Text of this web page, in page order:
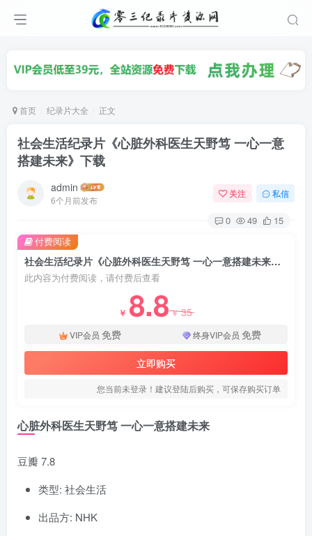
首页 纪录片大全 正文
社会生活纪录片《心脏外科医生天野笃 一心一意
搭建未来》下载
admin
6个月前发布
关注 私信
0 49 15
社会生活纪录片《心脏外科医生天野笃 一心一意搭建未来》下载
此内容为付费阅读，请付费后查看
￥ 8.8￥35
VIP会员 免费 终身VIP会员 免费
立即购买
您当前未登录！建议登陆后购买，可保存购买订单
付费阅读
心脏外科医生天野笃 一心一意搭建未来
豆瓣 7.8
类型: 社会生活
出品方: NHK